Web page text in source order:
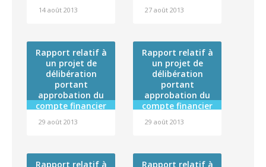
française de la
entre la Polynésie
française et
l’Autorité de
Sûreté Nucléaire
14 août 2013
action concertée
montée des eaux
27 août 2013
Rapport relatif à
un projet de
délibération
portant
approbation du
compte financier
de l’établissement
dénommé
29 août 2013
Rapport relatif à
un projet de
délibération
portant
approbation du
compte financier
de l’établissement
dénommé « Fare
29 août 2013
Rapport relatif à Rapport relatif à